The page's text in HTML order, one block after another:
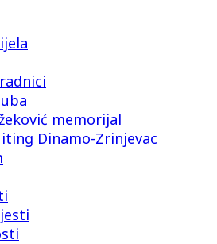
memorijal
Dinamo-Zrinjevac